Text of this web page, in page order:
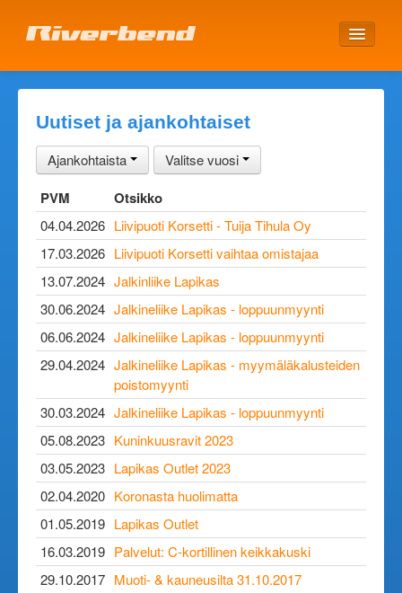
Uutiset ja ajankohtaiset
Ajankohtaista Valitse vuosi
PVM Otsikko
04.04.2026 Liivipuoti Korsetti - Tuija Tihula Oy
17.03.2026 Liivipuoti Korsetti vaihtaa omistajaa
13.07.2024 Jalkinliike Lapikas
30.06.2024 Jalkineliike Lapikas - loppuunmyynti
06.06.2024 Jalkineliike Lapikas - loppuunmyynti
29.04.2024 Jalkineliike Lapikas - myymäläkalusteiden
poistomyynti
30.03.2024 Jalkineliike Lapikas - loppuunmyynti
05.08.2023 Kuninkuusravit 2023
03.05.2023 Lapikas Outlet 2023
02.04.2020 Koronasta huolimatta
01.05.2019 Lapikas Outlet
16.03.2019 Palvelut: C-kortillinen keikkakuski
29.10.2017 Muoti- & kauneusilta 31.10.2017